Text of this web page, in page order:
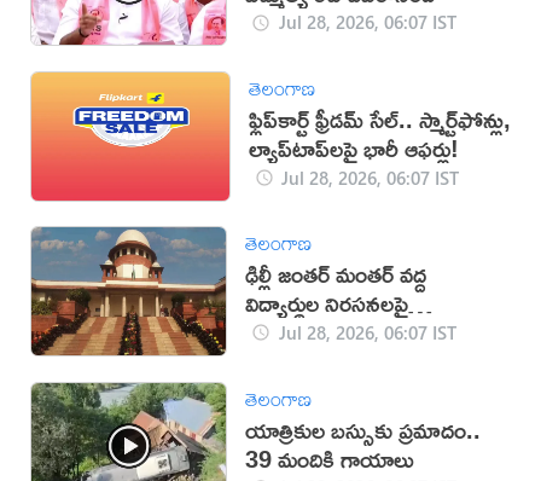
Jul 28, 2026, 06:07 IST
తెలంగాణ
ఫ్లిప్‌కార్ట్ ఫ్రీడమ్ సేల్.. స్మార్ట్‌ఫోన్లు,
ల్యాప్‌టాప్‌లపై భారీ ఆఫర్లు!
Jul 28, 2026, 06:07 IST
తెలంగాణ
ఢిల్లీ జంతర్ మంతర్ వద్ద
విద్యార్థుల నిరసనలపై
సుప్రీంకోర్టులో విచారణ
Jul 28, 2026, 06:07 IST
తెలంగాణ
యాత్రికుల బస్సుకు ప్రమాదం..
39 మందికి గాయాలు